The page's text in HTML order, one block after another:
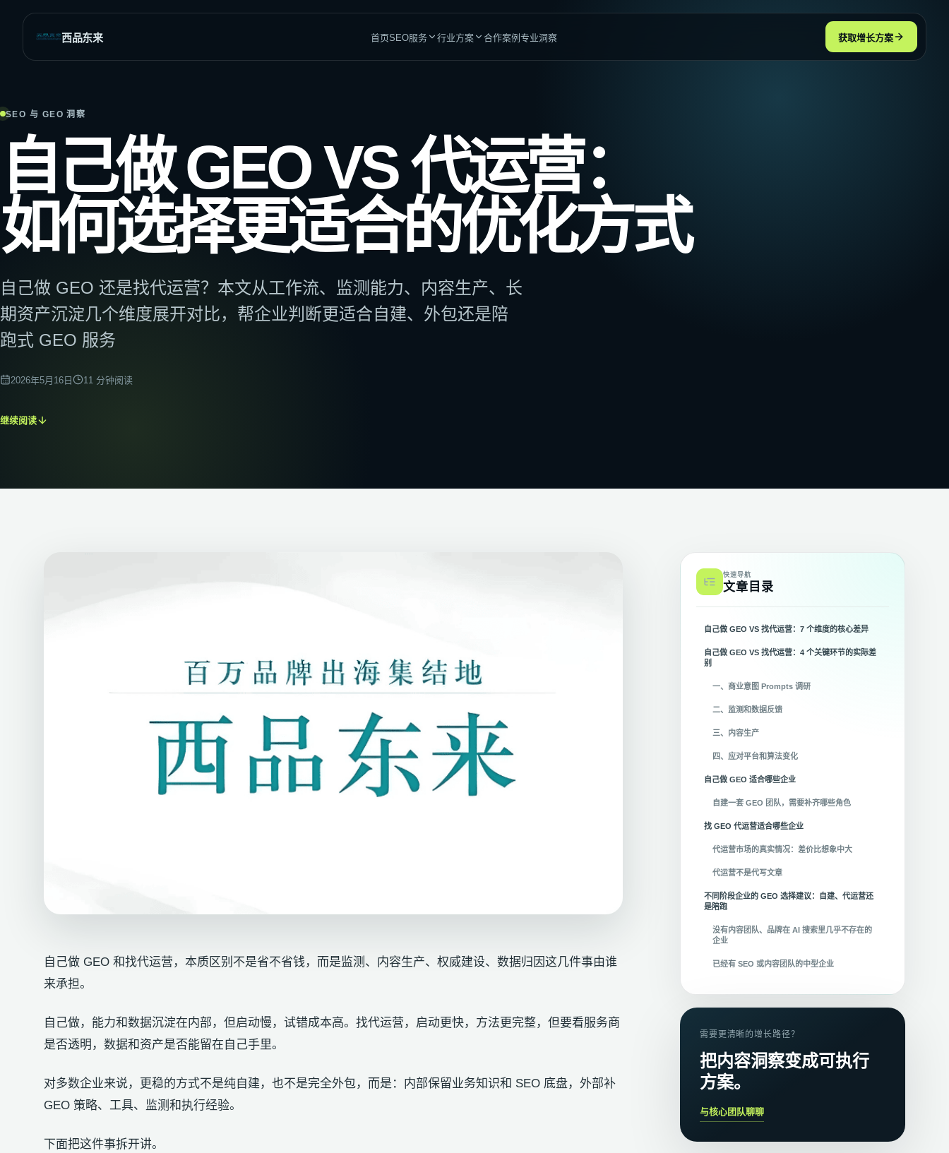
西品东来 首页SEO服务
网站分析
发现增长机会与结构问题
网站诊断与修复
定位流量与抓取异常
关键词调研
找到高价值搜索需求
页面优化
SEO内容写作
建立安全、相关的权威信号
网站建设服务
为搜索与转化而设计
Shopify建站
适合DTC与跨境电商
WordPress建站
适合内容驱动型业务
整站SEO优化
全链路自然增长运营
GEO优化服务
提升AI搜索品牌可见度
内容营销
沉淀长期内容资产
行业方案
外贸与B2B
多语言市场
旅游出行
社交媒体SEO
医疗与医生
金融服务
律师服务
会计师服务
管道工服务
加密货币
成人行业
CBD行业
海外博彩
贷款业务
合作案例专业洞察 获取增长方案
SEO 与 GEO 洞察
自己做 GEO VS 代运营：
如何选择更适合的优化方式
自己做 GEO 还是找代运营？本文从工作流、监测能力、内容生产、长
期资产沉淀几个维度展开对比，帮企业判断更适合自建、外包还是陪
跑式 GEO 服务
2026年5月16日 11 分钟阅读
继续阅读
自己做 GEO 和找代运营，本质区别不是省不省钱，而是监测、内容生产、权威建设、数据归因这几件事由谁
来承担。
自己做，能力和数据沉淀在内部，但启动慢，试错成本高。找代运营，启动更快，方法更完整，但要看服务商
是否透明，数据和资产是否能留在自己手里。
对多数企业来说，更稳的方式不是纯自建，也不是完全外包，而是：内部保留业务知识和 SEO 底盘，外部补
GEO 策略、工具、监测和执行经验。
下面把这件事拆开讲。
快速导航
文章目录
自己做 GEO VS 找代运营：7 个维度的核心差异
自己做 GEO VS 找代运营：4 个关键环节的实际差
别
一、商业意图 Prompts 调研
二、监测和数据反馈
三、内容生产
四、应对平台和算法变化
自己做 GEO 适合哪些企业
自建一套 GEO 团队，需要补齐哪些角色
找 GEO 代运营适合哪些企业
代运营市场的真实情况：差价比想象中大
代运营不是代写文章
不同阶段企业的 GEO 选择建议：自建、代运营还
是陪跑
没有内容团队、品牌在 AI 搜索里几乎不存在的
企业
已经有 SEO 或内容团队的中型企业
常见问题
自己做 GEO 和找代运营，第一年的投入差距大
中小企业适合自建 GEO 团队吗？
已经有 SEO 团队，还需要单独找 GEO 代运营
GEO 代运营一般多久能见效？
需要更清晰的增长路径？
把内容洞察变成可执行
方案。
与核心团队聊聊